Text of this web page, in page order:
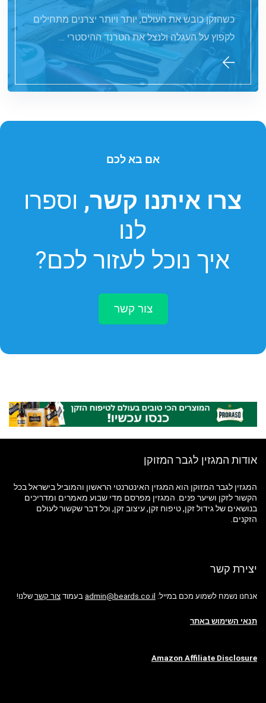
כשהזקן כובש את העולם, יותר ויותר יצרנים מתחילים
לקפוץ על העגלה ולנצל את הטרנד ההיסטרי …
אם בא לכם
צרו איתנו קשר, וספרו
לנו
איך נוכל לעזור לכם?
צור קשר
אודות המגזין לגבר המזוקן
המגזין לגבר המזוקן הוא המגזין האינטרנטי הראשון והמוביל בישראל בכל
הקשור לזקן ושיער פנים. המגזין מפרסם מדי שבוע מאמרים ומדריכים
בנושאים של גידול זקן, טיפוח זקן, עיצוב זקן, וכל דבר שקשור לעולם
הזקנים.
יצירת קשר
אנחנו נשמח לשמוע מכם במייל: admin@beards.co.il בעמוד צור קשר שלנו!
תנאי השימוש באתר
Amazon Affiliate Disclosure